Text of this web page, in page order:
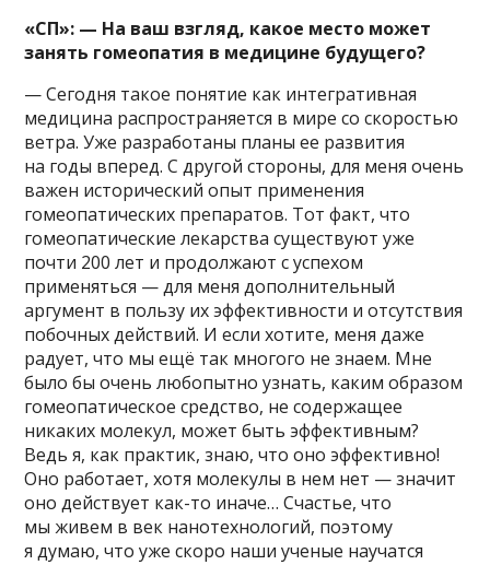
«СП»: — На ваш взгляд, какое место может
занять гомеопатия в медицине будущего?
— Сегодня такое понятие как интегративная
медицина распространяется в мире со скоростью
ветра. Уже разработаны планы ее развития
на годы вперед. С другой стороны, для меня очень
важен исторический опыт применения
гомеопатических препаратов. Тот факт, что
гомеопатические лекарства существуют уже
почти 200 лет и продолжают с успехом
применяться — для меня дополнительный
аргумент в пользу их эффективности и отсутствия
побочных действий. И если хотите, меня даже
радует, что мы ещё так многого не знаем. Мне
было бы очень любопытно узнать, каким образом
гомеопатическое средство, не содержащее
никаких молекул, может быть эффективным?
Ведь я, как практик, знаю, что оно эффективно!
Оно работает, хотя молекулы в нем нет — значит
оно действует как-то иначе… Счастье, что
мы живем в век нанотехнологий, поэтому
я думаю, что уже скоро наши ученые научатся